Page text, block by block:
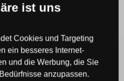
mit ...
ist uns
Cookies und Targeting
ein besseres Internet-
und die Werbung, die Sie
anzupassen.